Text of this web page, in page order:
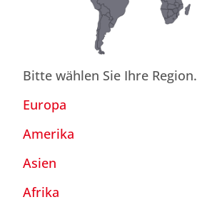
Bitte wählen Sie Ihre Region.
Europa
Amerika
Asien
Afrika